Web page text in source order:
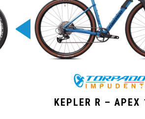
KEPLER R – APEX